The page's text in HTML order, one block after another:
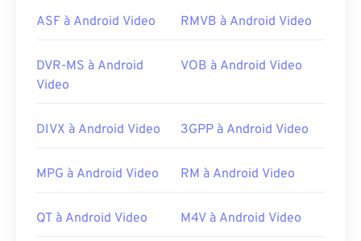
Liens utiles:
https://www.matroska.org/
ASF à Android Video RMVB à Android Video
DVR-MS à Android
Video
VOB à Android Video
DIVX à Android Video 3GPP à Android Video
MPG à Android Video RM à Android Video
QT à Android Video M4V à Android Video